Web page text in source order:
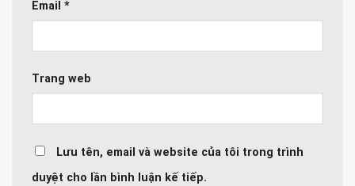
Email *
Trang web
Lưu tên, email và website của tôi trong trình
duyệt cho lần bình luận kế tiếp.